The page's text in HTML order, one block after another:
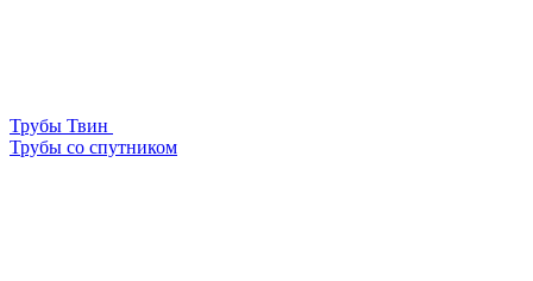
Трубы Твин
Трубы со спутником